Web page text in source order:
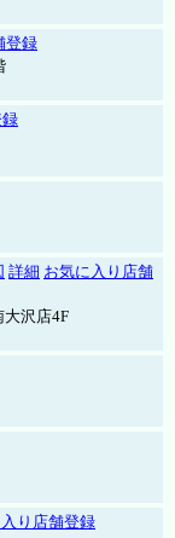
登録
詳細 お気に入り店舗
沢店4F
り店舗登録